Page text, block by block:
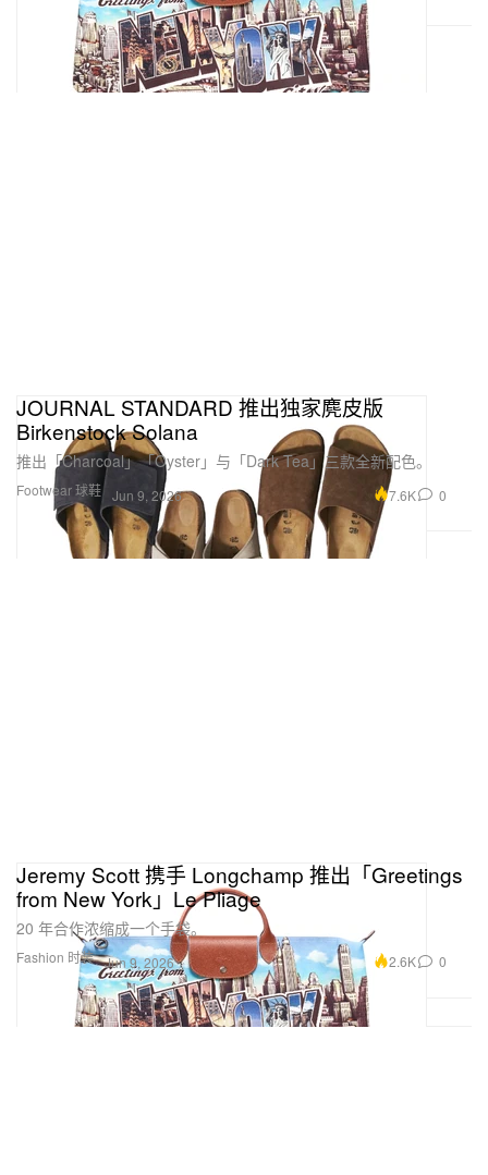
Footwear 球鞋
JOURNAL STANDARD 推出独家麂皮版
Birkenstock Solana
推出「Charcoal」「Oyster」与「Dark Tea」三款全新配色。
Jun 9, 2026 7.6K 0
Fashion 时装
Jeremy Scott 携手 Longchamp 推出「Greetings
from New York」Le Pliage
20 年合作浓缩成一个手袋。
Jun 9, 2026 2.6K 0